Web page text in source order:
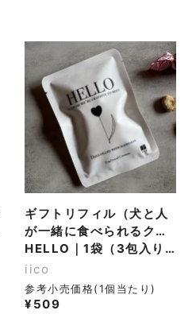
ギフトリフィル（犬と人
が一緒に食べられるクッ
キー）
HELLO｜1袋（3包入り／計9粒）
iico
参考小売価格(1個当たり)
¥509